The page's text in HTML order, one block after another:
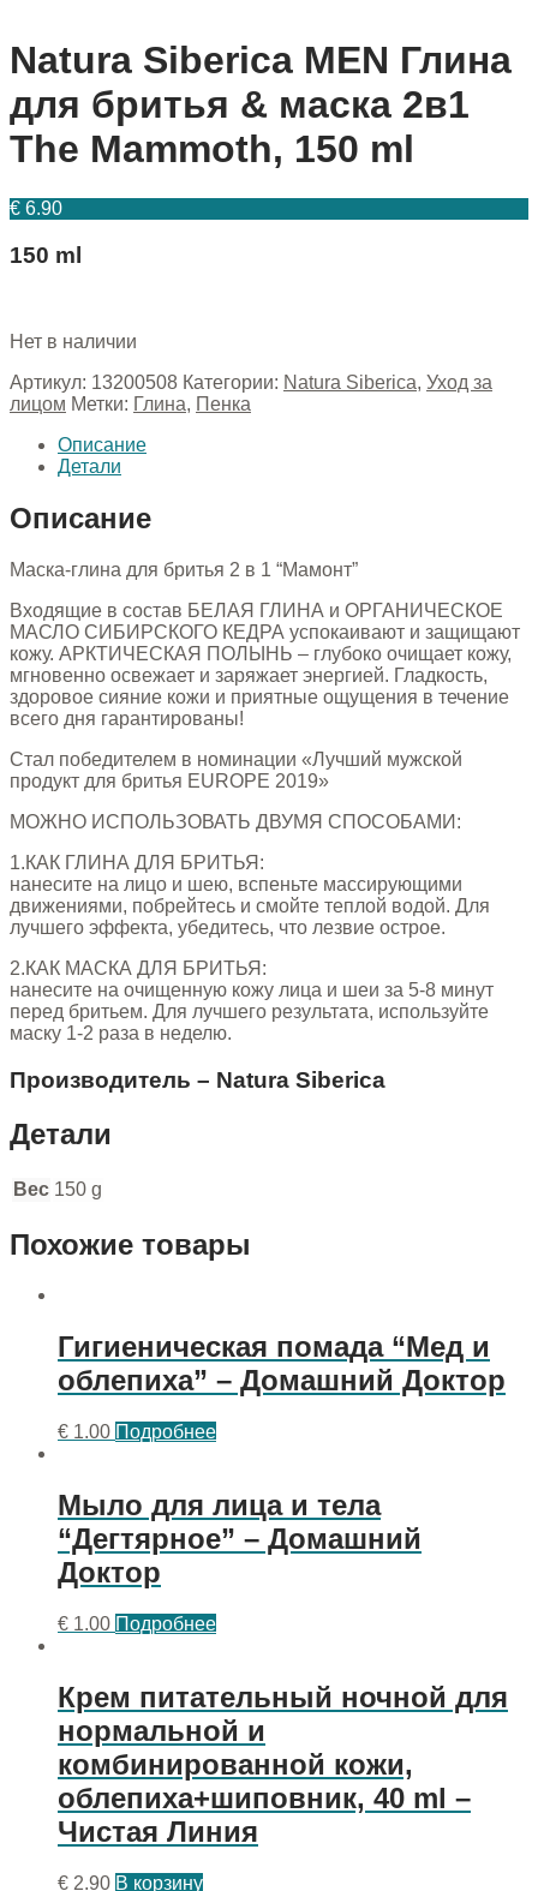
Natura Siberica MEN Глина
для бритья & маска 2в1
The Mammoth, 150 ml
€ 6.90
150 ml
Нет в наличии
Артикул: 13200508 Категории: Natura Siberica, Уход за
лицом Метки: Глина, Пенка
Описание
Детали
Описание
Маска-глина для бритья 2 в 1 “Мамонт”
Входящие в состав БЕЛАЯ ГЛИНА и ОРГАНИЧЕСКОЕ
МАСЛО СИБИРСКОГО КЕДРА успокаивают и защищают
кожу. АРКТИЧЕСКАЯ ПОЛЫНЬ – глубоко очищает кожу,
мгновенно освежает и заряжает энергией. Гладкость,
здоровое сияние кожи и приятные ощущения в течение
всего дня гарантированы!
Стал победителем в номинации «Лучший мужской
продукт для бритья EUROPE 2019»
МОЖНО ИСПОЛЬЗОВАТЬ ДВУМЯ СПОСОБАМИ:
1.КАК ГЛИНА ДЛЯ БРИТЬЯ:
нанесите на лицо и шею, вспеньте массирующими
движениями, побрейтесь и смойте теплой водой. Для
лучшего эффекта, убедитесь, что лезвие острое.
2.КАК МАСКА ДЛЯ БРИТЬЯ:
нанесите на очищенную кожу лица и шеи за 5-8 минут
перед бритьем. Для лучшего результата, используйте
маску 1-2 раза в неделю.
Производитель – Natura Siberica
Детали
Вес 150 g
Похожие товары
Гигиеническая помада “Мед и
облепиха” – Домашний Доктор
€ 1.00 Подробнее
Мыло для лица и тела
“Дегтярное” – Домашний
Доктор
€ 1.00 Подробнее
Крем питательный ночной для
нормальной и
комбинированной кожи,
облепиха+шиповник, 40 ml –
Чистая Линия
€ 2.90 В корзину